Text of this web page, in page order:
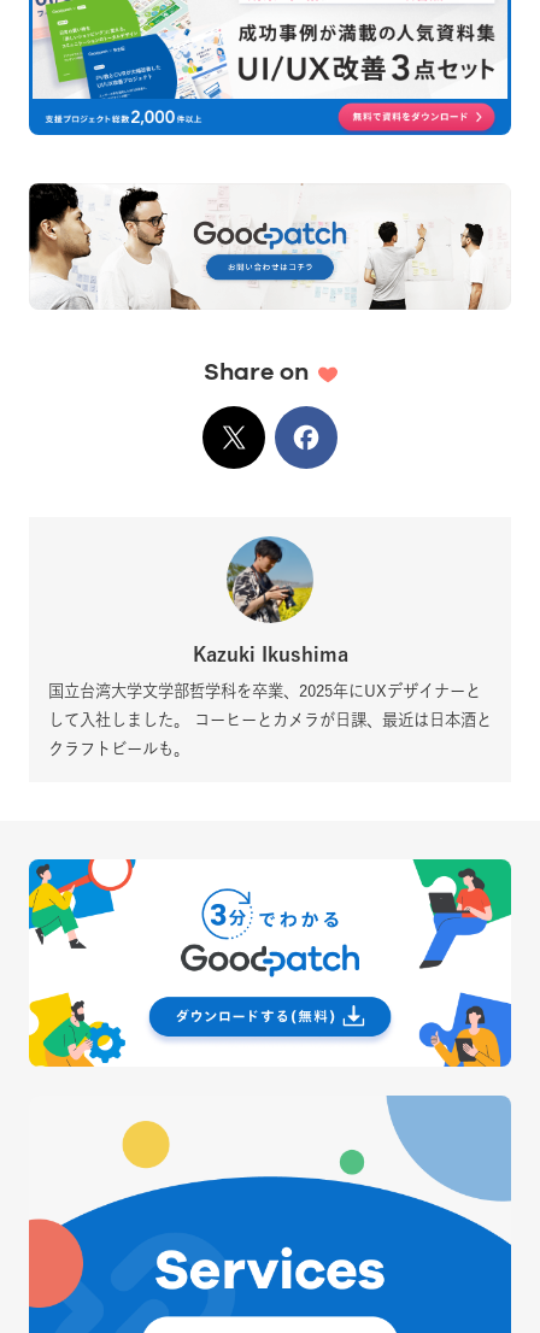
Share on
XでシェアFacebook
Kazuki Ikushima
国立台湾大学文学部哲学科を卒業、2025年にUXデザイナーと
して入社しました。 コーヒーとカメラが日課、最近は日本酒と
クラフトビールも。